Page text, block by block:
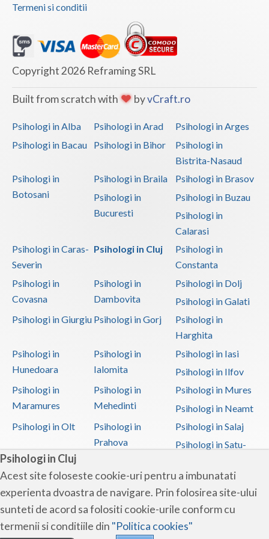
Psihologi in Cluj
Acest site foloseste cookie-uri pentru a imbunatati
experienta dvoastra de navigare. Prin folosirea site-ului
sunteti de acord sa folositi cookie-urile conform cu
termenii si conditiile din "Politica cookies"
Interventie psihoterapeutica in tulburarea Rett (2)
Interventie psihoterapeutica in tulburarea Tour... (1)
Interventie psihoterapeutica in tulburarea algica (1)
Interventie psihoterapeutica in tulburarea autista (1)
Interventie psihoterapeutica in tulburarea citi... (1)
Interventie psihoterapeutica in tulburarea cont... (3)
Interventie psihoterapeutica in tulburarea de c... (3)
Interventie psihoterapeutica in tulburarea de c... (3)
Interventie psihoterapeutica in tulburarea de l... (1)
Interventie psihoterapeutica in tulburarea de s... (3)
Interventie psihoterapeutica in tulburarea dism... (3)
Interventie psihoterapeutica in tulburarea fono... (1)
Interventie psihoterapeutica in tulburarea opoz... (3)
Interventie psihoterapeutica in tulburari ale c... (4)
Logopedie - Interventie psihoterapeutica in bal... (1)
Logoterapie (1)
Logoterapie in tulburarile de comunicare (2)
Practica pentru studentii facultatilor de psiho... (2)
Psihoterapie - Interventie psihoterapeutica in ... (4)
Psihoterapie - Interventie psihoterapeutica in ... (4)
Psihoterapie - Interventie psihoterapeutica in ... (3)
Psihoterapie - Interventie psihoterapeutica in ... (4)
Psihoterapie - Interventie psihoterapeutica in ... (3)
Psihoterapie - Interventie psihoterapeutica in ... (4)
Termeni si conditii
Copyright 2026 Reframing SRL
Built from scratch with byvCraft.ro
Psihologi in Alba Psihologi in Arad
Psihologi in Arges
Psihologi in Bacau
Psihologi in Bihor
Psihologi in
Bistrita-Nasaud
Psihologi in
Botosani
Psihologi in Braila
Psihologi in Brasov
Psihologi in
Bucuresti
Psihologi in Buzau
Psihologi in
Calarasi
Psihologi in Caras-
Severin
Psihologi in Cluj
Psihologi in
Constanta
Psihologi in
Covasna
Psihologi in
Dambovita
Psihologi in Dolj
Psihologi in Galati
Psihologi in Giurgiu Psihologi in Gorj
Psihologi in
Harghita
Psihologi in
Hunedoara
Psihologi in
Ialomita
Psihologi in Iasi
Psihologi in Ilfov
Psihologi in
Maramures
Psihologi in
Mehedinti
Psihologi in Mures
Psihologi in Neamt
Psihologi in Olt
Psihologi in
Prahova
Psihologi in Salaj
Psihologi in Satu-
Psihologi in Sibiu
Psihologi in
Suceava
Psihologi in
Teleorman
Psihologi in Timis
Psihologi in Tulcea Psihologi in Valcea
Psihologi in Vaslui
Psihologi in